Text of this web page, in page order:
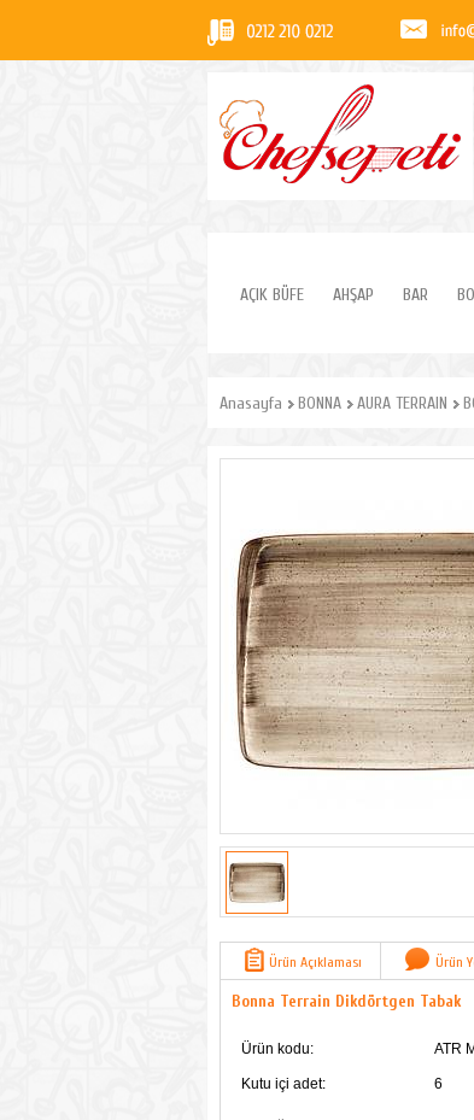
AÇIK BÜFE AHŞAP BAR
Anasayfa BONNA AURA TERRAIN
Ürün Açıklaması Ürün
Bonna Terrain Dikdörtgen Tabak
Ürün kodu: ATR
Kutu içi adet: 6